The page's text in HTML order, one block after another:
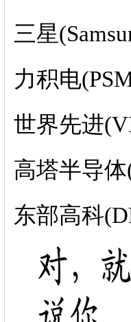
三星
力积电
世界先进
高塔半导体
东部高科